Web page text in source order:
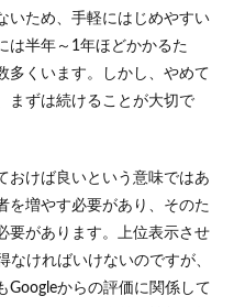
いため、手軽にはじめやすい
は半年～1年ほどかかるた
多くいます。しかし、やめて
まずは続けることが大切で
おけば良いという意味ではあ
を増やす必要があり、そのた
要があります。上位表示させ
なければいけないのですが、
Googleからの評価に関係して